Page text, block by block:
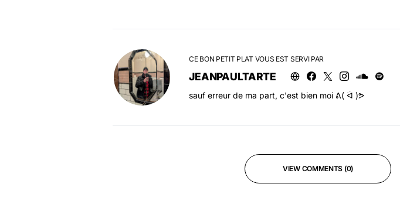
CE BON PETIT PLAT VOUS EST SERVI PAR
JEANPAULTARTE
sauf erreur de ma part, c'est bien moi ᕕ( ᐛ )ᕗ
VIEW COMMENTS (0)